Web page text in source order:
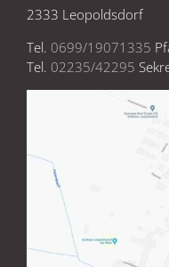
2333 Leopoldsdorf
Tel. 0699/19071335
Tel. 02235/42295